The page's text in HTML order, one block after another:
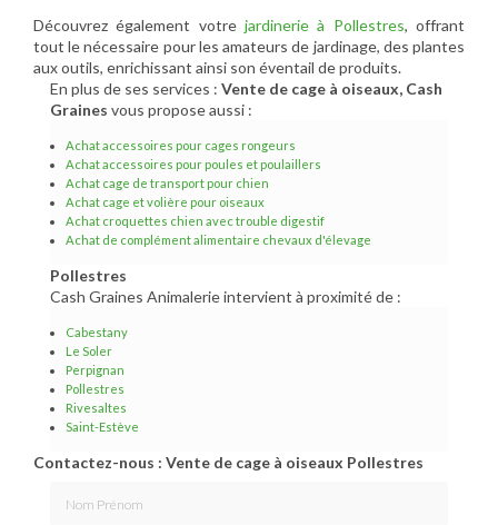
Découvrez également votre jardinerie à Pollestres, offrant
tout le nécessaire pour les amateurs de jardinage, des plantes
aux outils, enrichissant ainsi son éventail de produits.
En plus de ses services : Vente de cage à oiseaux, Cash
Graines vous propose aussi :
Achat accessoires pour cages rongeurs
Achat accessoires pour poules et poulaillers
Achat cage de transport pour chien
Achat cage et volière pour oiseaux
Achat croquettes chien avec trouble digestif
Achat de complément alimentaire chevaux d'élevage
Pollestres
Cash Graines Animalerie intervient à proximité de :
Cabestany
Le Soler
Perpignan
Pollestres
Rivesaltes
Saint-Estève
Contactez-nous : Vente de cage à oiseaux Pollestres